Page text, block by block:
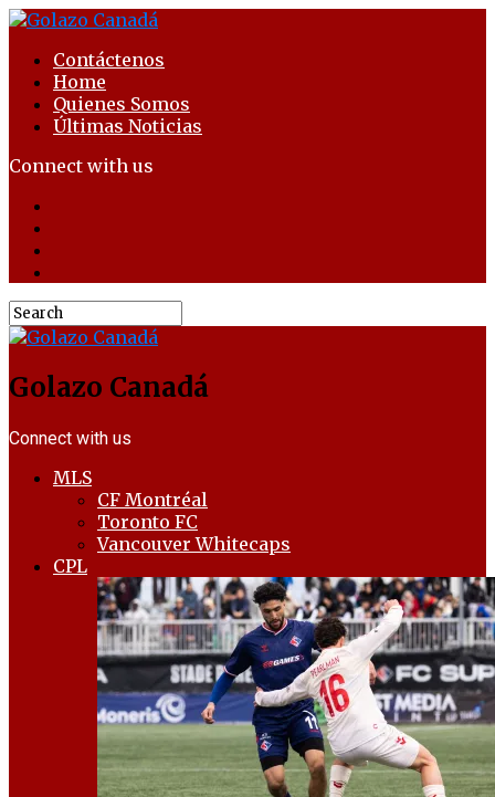
Contáctenos
Home
Quienes Somos
Últimas Noticias
Connect with us
Golazo Canadá
Connect with us
MLS
CF Montréal
Toronto FC
Vancouver Whitecaps
CPL